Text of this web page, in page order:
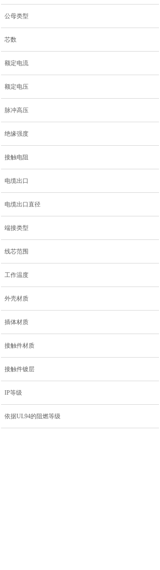
公母类型
芯数
额定电流
额定电压
脉冲高压
绝缘强度
接触电阻
电缆出口
电缆出口直径
端接类型
线芯范围
工作温度
外壳材质
插体材质
接触件材质
接触件镀层
IP等级
依据UL94的阻燃等级